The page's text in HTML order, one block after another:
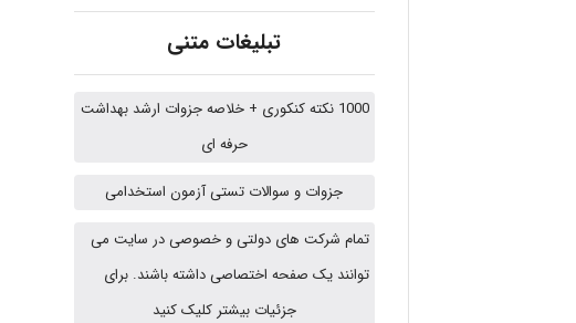
Jafar Tym
aghajari vahid
HaddadiMahsa
تبلیغات متنی
1000 نکته کنکوری + خلاصه جزوات ارشد بهداشت
حرفه ای
جزوات و سوالات تستی آزمون استخدامی
تمام شرکت های دولتی و خصوصی در سایت می
توانند یک صفحه اختصاصی داشته باشند. برای
جزئیات بیشتر کلیک کنید